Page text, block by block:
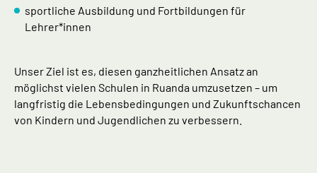
sportliche Ausbildung und Fortbildungen für
Lehrer*innen
Unser Ziel ist es, diesen ganzheitlichen Ansatz an
möglichst vielen Schulen in Ruanda umzusetzen – um
langfristig die Lebensbedingungen und Zukunftschancen
von Kindern und Jugendlichen zu verbessern.